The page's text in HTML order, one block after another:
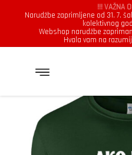
!!! VAŽNA
Narudžbe zaprimljene od 31. 7.
kolektivnog
Webshop narudžbe
Hvala vam na